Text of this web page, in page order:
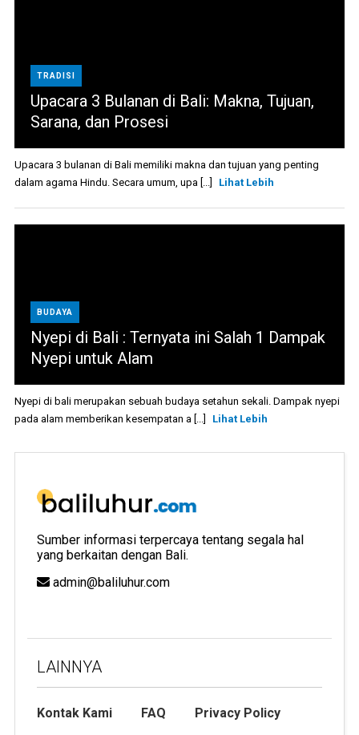
TRADISI
Upacara 3 Bulanan di Bali: Makna, Tujuan,
Sarana, dan Prosesi
Upacara 3 bulanan di Bali memiliki makna dan tujuan yang penting
dalam agama Hindu. Secara umum, upa [...]
Lihat Lebih
BUDAYA
Nyepi di Bali : Ternyata ini Salah 1 Dampak
Nyepi untuk Alam
Nyepi di bali merupakan sebuah budaya setahun sekali. Dampak nyepi
pada alam memberikan kesempatan a [...]
Lihat Lebih
Sumber informasi terpercaya tentang segala hal
yang berkaitan dengan Bali.
admin@baliluhur.com
LAINNYA
Kontak Kami FAQ
Privacy Policy